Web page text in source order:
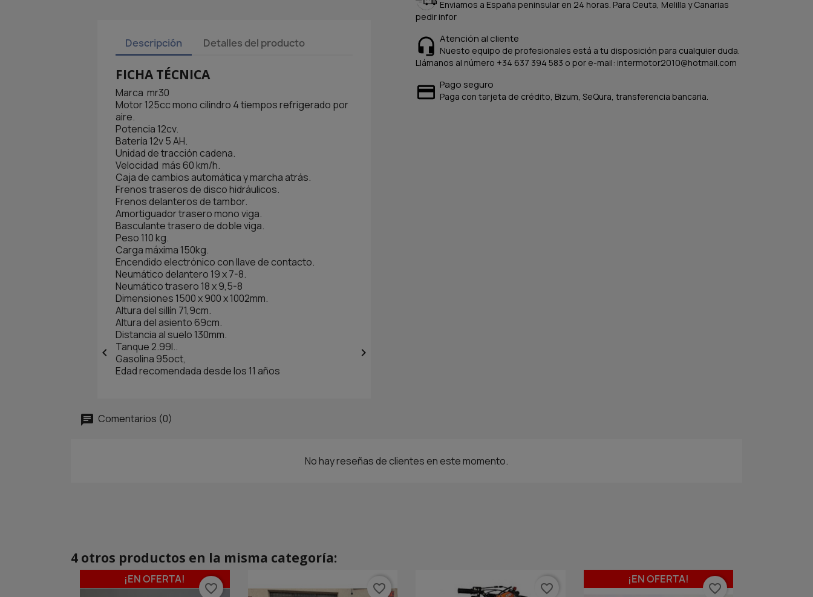
 
Descripción Detalles del producto
FICHA TÉCNICA
Marca mr30
Motor 125cc mono cilindro 4 tiempos refrigerado por
aire.
Potencia 12cv.
Batería 12v 5 AH.
Unidad de tracción cadena.
Velocidad más 60 km/h.
Caja de cambios automática y marcha atrás.
Frenos traseros de disco hidráulicos.
Frenos delanteros de tambor.
Amortiguador trasero mono viga.
Basculante trasero de doble viga.
Peso 110 kg.
Carga máxima 150kg.
Encendido electrónico con llave de contacto.
Neumático delantero 19 x 7-8.
Neumático trasero 18 x 9,5-8
Dimensiones 1500 x 900 x 1002mm.
Altura del sillín 71,9cm.
Altura del asiento 69cm.
Distancia al suelo 130mm.
Tanque 2.99l..
Gasolina 95oct,
Edad recomendada desde los 11 años
Enviamos a España peninsular en 24 horas. Para Ceuta, Melilla y Canarias
pedir infor
Atención al cliente
Nuesto equipo de profesionales está a tu disposición para cualquier duda.
Llámanos al número +34 637 394 583 o por e-mail: intermotor2010@hotmail.com
Pago seguro
Paga con tarjeta de crédito, Bizum, SeQura, transferencia bancaria.
Comentarios (0)
No hay reseñas de clientes en este momento.
4 otros productos en la misma categoría:
¡EN OFERTA!
favorite_border favorite_border favorite_border
¡EN OFERTA!
favorite_border